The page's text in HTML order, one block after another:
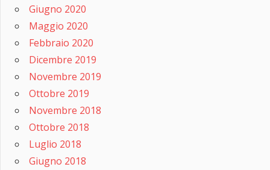
Giugno 2020
Maggio 2020
Febbraio 2020
Dicembre 2019
Novembre 2019
Ottobre 2019
Novembre 2018
Ottobre 2018
Luglio 2018
Giugno 2018